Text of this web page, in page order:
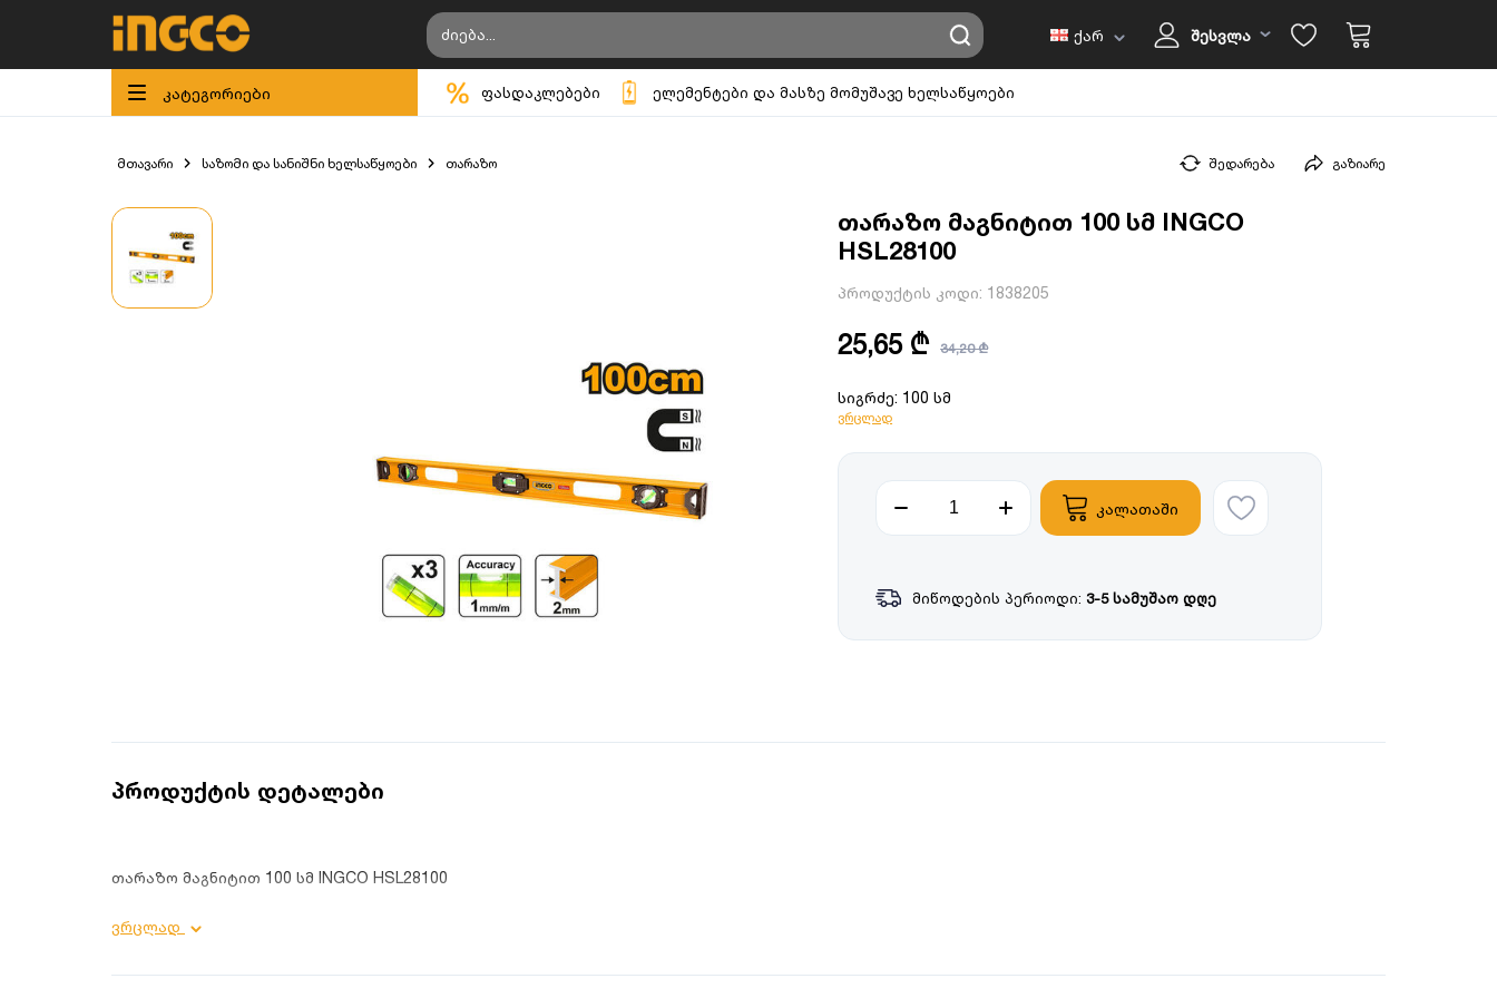
ქარ შესვლა
კატეგორიები ფასდაკლებები ელემენტები და მასზე მომუშავე ხელსაწყოები
მთავარი საზომი და სანიშნი ხელსაწყოები თარაზო შედარება გაზიარე
თარაზო მაგნიტით 100 სმ INGCO
HSL28100
პროდუქტის კოდი: 1838205
25,65 ₾ 34,20 ₾
სიგრძე: 100 სმ
ვრცლად
კალათაში
მიწოდების პერიოდი: 3-5 სამუშაო დღე
პროდუქტის დეტალები
თარაზო მაგნიტით 100 სმ INGCO HSL28100
პროდუქტის დეტალები:
სიგრძე: 100 სმ;
ვრცლად